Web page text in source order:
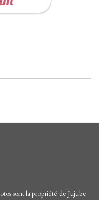
sont la propriété de Jujube